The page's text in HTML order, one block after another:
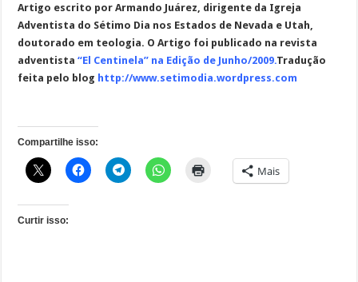
Artigo escrito por Armando Juárez, dirigente da Igreja
Adventista do Sétimo Dia nos Estados de Nevada e Utah,
doutorado em teologia. O Artigo foi publicado na revista
adventista“El Centinela” na Edição de Junho/2009.Tradução
feita pelo blog http://www.setimodia.wordpress.com
Compartilhe isso:
Mais
Curtir isso: